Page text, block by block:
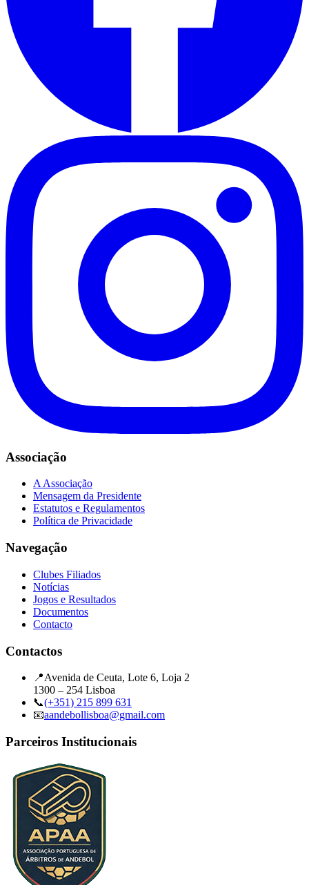
Associação
A Associação
Mensagem da Presidente
Estatutos e Regulamentos
Política de Privacidade
Navegação
Clubes Filiados
Notícias
Jogos e Resultados
Documentos
Contacto
Contactos
📍Avenida de Ceuta, Lote 6, Loja 2
1300 – 254 Lisboa
📞(+351) 215 899 631
📧aandebollisboa@gmail.com
Parceiros Institucionais